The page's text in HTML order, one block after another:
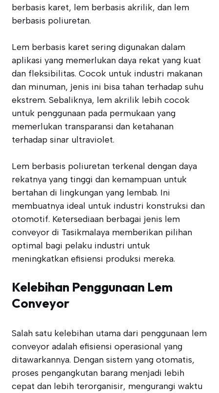
berbasis karet, lem berbasis akrilik, dan lem
berbasis poliuretan.
Lem berbasis karet sering digunakan dalam
aplikasi yang memerlukan daya rekat yang kuat
dan fleksibilitas. Cocok untuk industri makanan
dan minuman, jenis ini bisa tahan terhadap suhu
ekstrem. Sebaliknya, lem akrilik lebih cocok
untuk penggunaan pada permukaan yang
memerlukan transparansi dan ketahanan
terhadap sinar ultraviolet.
Lem berbasis poliuretan terkenal dengan daya
rekatnya yang tinggi dan kemampuan untuk
bertahan di lingkungan yang lembab. Ini
membuatnya ideal untuk industri konstruksi dan
otomotif. Ketersediaan berbagai jenis lem
conveyor di Tasikmalaya memberikan pilihan
optimal bagi pelaku industri untuk
meningkatkan efisiensi produksi mereka.
Kelebihan Penggunaan Lem
Conveyor
Salah satu kelebihan utama dari penggunaan lem
conveyor adalah efisiensi operasional yang
ditawarkannya. Dengan sistem yang otomatis,
proses pengangkutan barang menjadi lebih
cepat dan lebih terorganisir, mengurangi waktu